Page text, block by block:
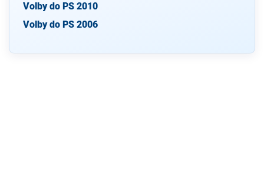
Volby do PS 2010
Volby do PS 2006